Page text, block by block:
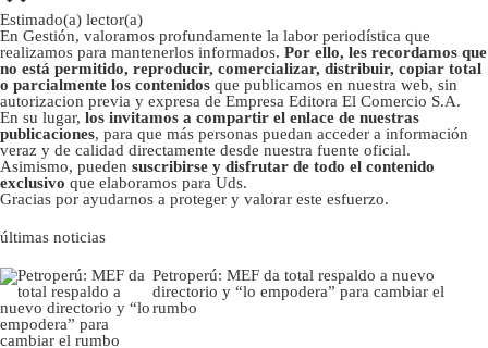
Estimado(a) lector(a)
En Gestión, valoramos profundamente la labor periodística que
realizamos para mantenerlos informados. Por ello, les recordamos que
no está permitido, reproducir, comercializar, distribuir, copiar total
o parcialmente los contenidos que publicamos en nuestra web, sin
autorizacion previa y expresa de Empresa Editora El Comercio S.A.
En su lugar, los invitamos a compartir el enlace de nuestras
publicaciones, para que más personas puedan acceder a información
veraz y de calidad directamente desde nuestra fuente oficial.
Asimismo, pueden suscribirse y disfrutar de todo el contenido
exclusivo que elaboramos para Uds.
Gracias por ayudarnos a proteger y valorar este esfuerzo.
últimas noticias
Petroperú: MEF da total respaldo a nuevo
directorio y “lo empodera” para cambiar el
rumbo